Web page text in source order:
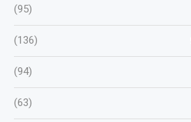
(95)
(136)
(94)
(63)